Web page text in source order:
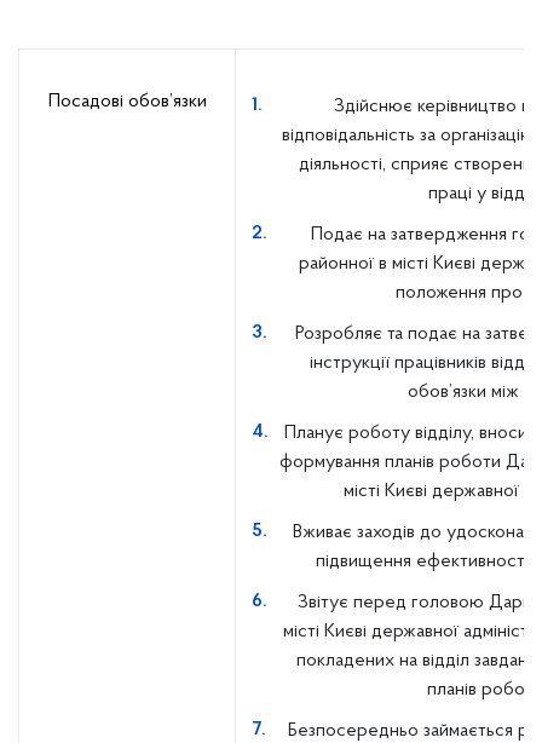
Посадові обов’язки
Здійснює керівництво
відповідальність за
діяльності, сприяє
праці у
Подає на затвердження
районної в місті Києві
положення про
Розробляє та подає на
інструкції працівників
обов’язки між
Планує роботу відділу,
формування планів роботи
місті Києві державної
Вживає заходів до
підвищення ефективності
Звітує перед головою
місті Києві державної
покладених на відділ
планів
Безпосередньо займається